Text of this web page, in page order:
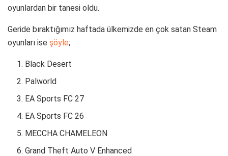
oyunlardan bir tanesi oldu.
Geride bıraktığımız haftada ülkemizde en çok satan Steam
oyunları ise şöyle;
Black Desert
Palworld
EA Sports FC 27
EA Sports FC 26
MECCHA CHAMELEON
Grand Theft Auto V Enhanced